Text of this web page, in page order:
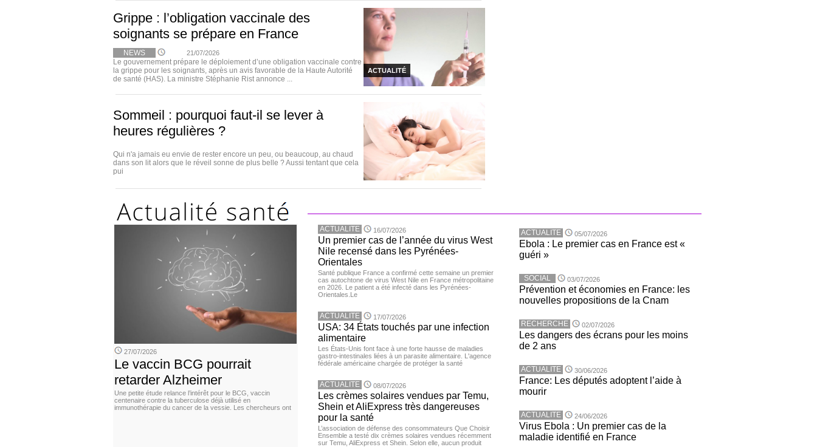
Grippe : l’obligation vaccinale des
soignants se prépare en France
ACTUALITÉ
NEWS 21/07/2026
Le gouvernement prépare le déploiement d’une obligation vaccinale contre
la grippe pour les soignants, après un avis favorable de la Haute Autorité
de santé (HAS). La ministre Stéphanie Rist annonce ...
Sommeil : pourquoi faut-il se lever à
heures régulières ?
Qui n'a jamais eu envie de rester encore un peu, ou beaucoup, au chaud
dans son lit alors que le réveil sonne de plus belle ? Aussi tentant que cela
pui
27/07/2026
Le vaccin BCG pourrait
retarder Alzheimer
Une petite étude relance l’intérêt pour le BCG, vaccin
centenaire contre la tuberculose déjà utilisé en
immunothérapie du cancer de la vessie. Les chercheurs ont
ACTUALITE 16/07/2026
Un premier cas de l’année du virus West
Nile recensé dans les Pyrénées-
Orientales
Santé publique France a confirmé cette semaine un premier
cas autochtone de virus West Nile en France métropolitaine
en 2026. Le patient a été infecté dans les Pyrénées-
Orientales.Le
ACTUALITE 17/07/2026
USA: 34 États touchés par une infection
alimentaire
Les États-Unis font face à une forte hausse de maladies
gastro-intestinales liées à un parasite alimentaire. L'agence
fédérale américaine chargée de protéger la santé
ACTUALITE 08/07/2026
Les crèmes solaires vendues par Temu,
Shein et AliExpress très dangereuses
pour la santé
L’association de défense des consommateurs Que Choisir
Ensemble a testé dix crèmes solaires vendues récemment
sur Temu, AliExpress et Shein. Selon elle, aucun produit
ACTUALITE 05/07/2026
Ebola : Le premier cas en France est «
guéri »
SOCIAL 03/07/2026
Prévention et économies en France: les
nouvelles propositions de la Cnam
RECHERCHE 02/07/2026
Les dangers des écrans pour les moins
de 2 ans
ACTUALITE 30/06/2026
France: Les députés adoptent l’aide à
mourir
ACTUALITE 24/06/2026
Virus Ebola : Un premier cas de la
maladie identifié en France